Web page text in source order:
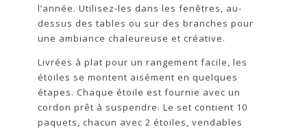
l’année. Utilisez-les dans les fenêtres, au-
dessus des tables ou sur des branches pour
une ambiance chaleureuse et créative.
Livrées à plat pour un rangement facile, les
étoiles se montent aisément en quelques
étapes. Chaque étoile est fournie avec un
cordon prêt à suspendre. Le set contient 10
paquets, chacun avec 2 étoiles, vendables